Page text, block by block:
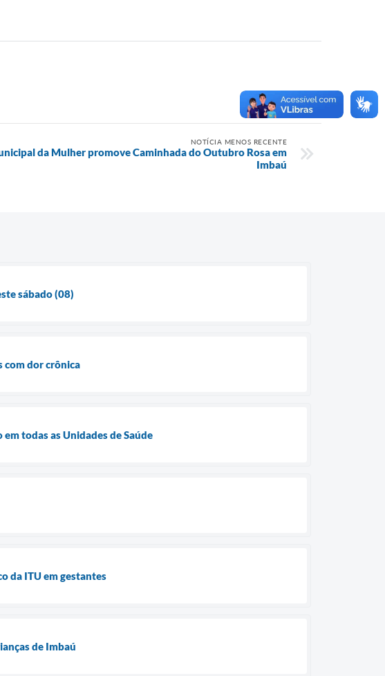
NOTÍCIA MENOS RECENTE
da Mulher promove Caminhada do Outubro Rosa em
Imbaú
sábado (08)
com dor crônica
todas as Unidades de Saúde
da ITU em gestantes
de Imbaú